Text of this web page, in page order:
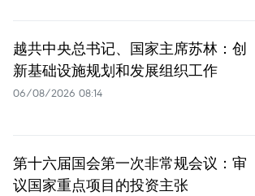
越共中央总书记、国家主席苏林：创
新基础设施规划和发展组织工作
06/08/2026 08:14
第十六届国会第一次非常规会议：审
议国家重点项目的投资主张